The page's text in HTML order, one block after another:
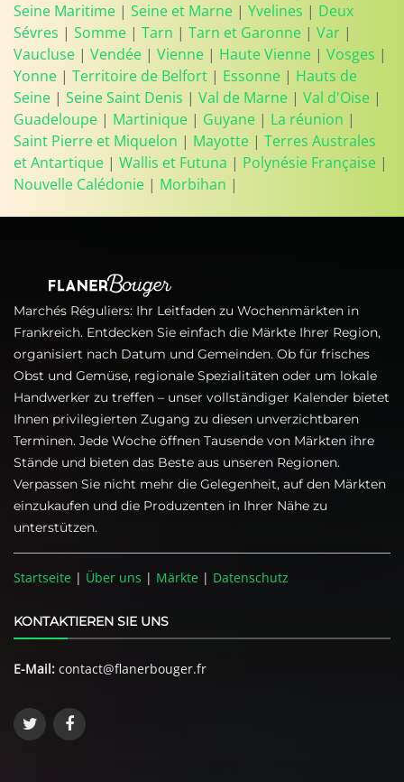
Seine Maritime | Seine et Marne | Yvelines | Deux
Sévres | Somme | Tarn | Tarn et Garonne | Var |
Vaucluse | Vendée | Vienne | Haute Vienne | Vosges |
Yonne | Territoire de Belfort | Essonne | Hauts de
Seine | Seine Saint Denis | Val de Marne | Val d'Oise |
Guadeloupe | Martinique | Guyane | La réunion |
Saint Pierre et Miquelon | Mayotte | Terres Australes
et Antartique | Wallis et Futuna | Polynésie Française |
Nouvelle Calédonie | Morbihan |
Marchés Réguliers: Ihr Leitfaden zu Wochenmärkten in
Frankreich. Entdecken Sie einfach die Märkte Ihrer Region,
organisiert nach Datum und Gemeinden. Ob für frisches
Obst und Gemüse, regionale Spezialitäten oder um lokale
Handwerker zu treffen – unser vollständiger Kalender bietet
Ihnen privilegierten Zugang zu diesen unverzichtbaren
Terminen. Jede Woche öffnen Tausende von Märkten ihre
Stände und bieten das Beste aus unseren Regionen.
Verpassen Sie nicht mehr die Gelegenheit, auf den Märkten
einzukaufen und die Produzenten in Ihrer Nähe zu
unterstützen.
Startseite | Über uns | Märkte | Datenschutz
KONTAKTIEREN SIE UNS
E-Mail: contact@flanerbouger.fr